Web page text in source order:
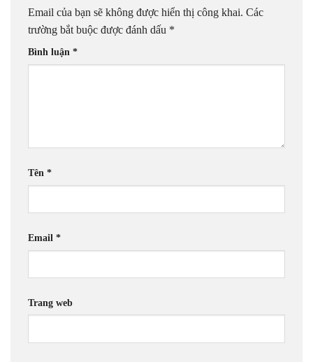
Email của bạn sẽ không được hiển thị công khai. Các
trường bắt buộc được đánh dấu *
Bình luận *
Tên *
Email *
Trang web